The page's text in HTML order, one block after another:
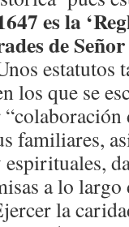
es la
de
estatutos
los que se
familiares,
a lo
la